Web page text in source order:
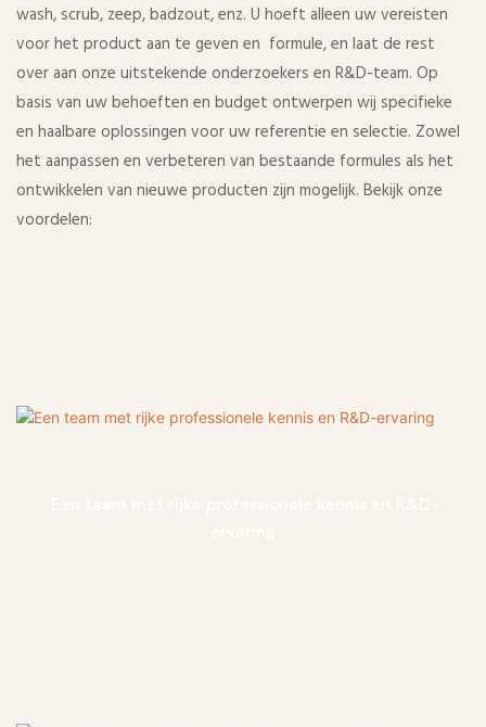
wash, scrub, zeep, badzout, enz. U hoeft alleen uw vereisten
voor het product aan te geven en formule, en laat de rest
over aan onze uitstekende onderzoekers en R&D-team. Op
basis van uw behoeften en budget ontwerpen wij specifieke
en haalbare oplossingen voor uw referentie en selectie. Zowel
het aanpassen en verbeteren van bestaande formules als het
ontwikkelen van nieuwe producten zijn mogelijk. Bekijk onze
voordelen: